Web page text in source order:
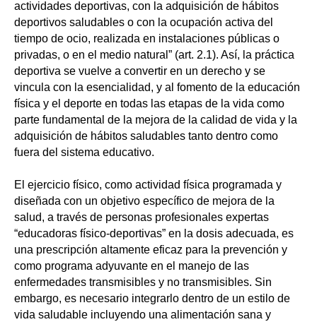
actividades deportivas, con la adquisición de hábitos
deportivos saludables o con la ocupación activa del
tiempo de ocio, realizada en instalaciones públicas o
privadas, o en el medio natural” (art. 2.1). Así, la práctica
deportiva se vuelve a convertir en un derecho y se
vincula con la esencialidad, y al fomento de la educación
física y el deporte en todas las etapas de la vida como
parte fundamental de la mejora de la calidad de vida y la
adquisición de hábitos saludables tanto dentro como
fuera del sistema educativo.
El ejercicio físico, como actividad física programada y
diseñada con un objetivo específico de mejora de la
salud, a través de personas profesionales expertas
“educadoras físico-deportivas” en la dosis adecuada, es
una prescripción altamente eficaz para la prevención y
como programa adyuvante en el manejo de las
enfermedades transmisibles y no transmisibles. Sin
embargo, es necesario integrarlo dentro de un estilo de
vida saludable incluyendo una alimentación sana y